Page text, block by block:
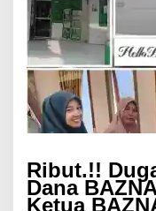
Ribut.!!
Dana
Ketua